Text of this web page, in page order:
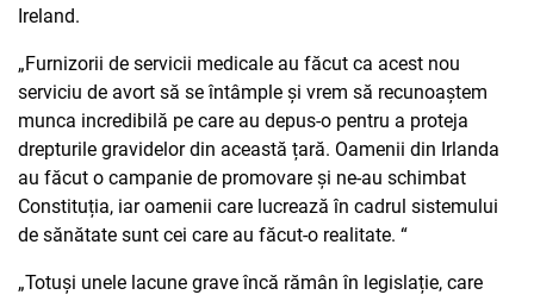
Ireland.
„Furnizorii de servicii medicale au făcut ca acest nou
serviciu de avort să se întâmple și vrem să recunoaștem
munca incredibilă pe care au depus-o pentru a proteja
drepturile gravidelor din această țară. Oamenii din Irlanda
au făcut o campanie de promovare și ne-au schimbat
Constituția, iar oamenii care lucrează în cadrul sistemului
de sănătate sunt cei care au făcut-o realitate. “
„Totuși unele lacune grave încă rămân în legislație, care